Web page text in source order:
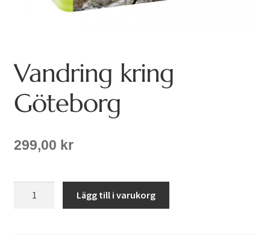
Vandring kring
Göteborg
299,00 kr
Lägg till i varukorg